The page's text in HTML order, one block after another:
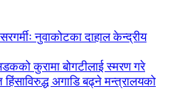
नुवाकोटका दाहाल केन्द्रीय
कुरामा बोगटीलाई स्मरण गरे
हिंसाविरुद्ध अगाडि बढ्ने मन्त्रालयको